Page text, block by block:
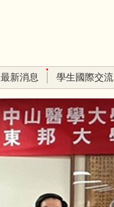
最新消息 學生國際交流